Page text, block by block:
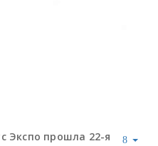
Экспо прошла 22-я